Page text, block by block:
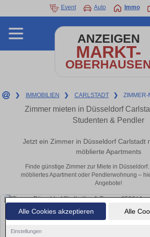
Alle Cookies akzeptieren Alle
Einstellungen
Event Auto Immo
ANZEIGEN
MARKT-
❯ IMMOBILIEN ❯ CARLSTADT ❯ ZIMMER-
Zimmer mieten in Düsseldorf
Studenten & Pendler
Jetzt ein Zimmer in Düsseldorf Carlstadt
möblierte Apartments
Finde günstige Zimmer zur Miete in Düsseldorf.
möbliertes Apartment oder Pendlerwohnung –
Angebote!